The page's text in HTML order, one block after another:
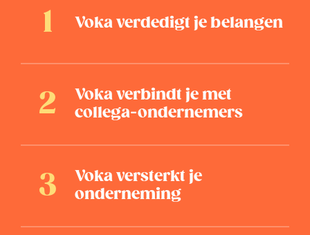
Voka verdedigt je belangen
Voka verbindt je met
collega-ondernemers
Voka versterkt je
onderneming